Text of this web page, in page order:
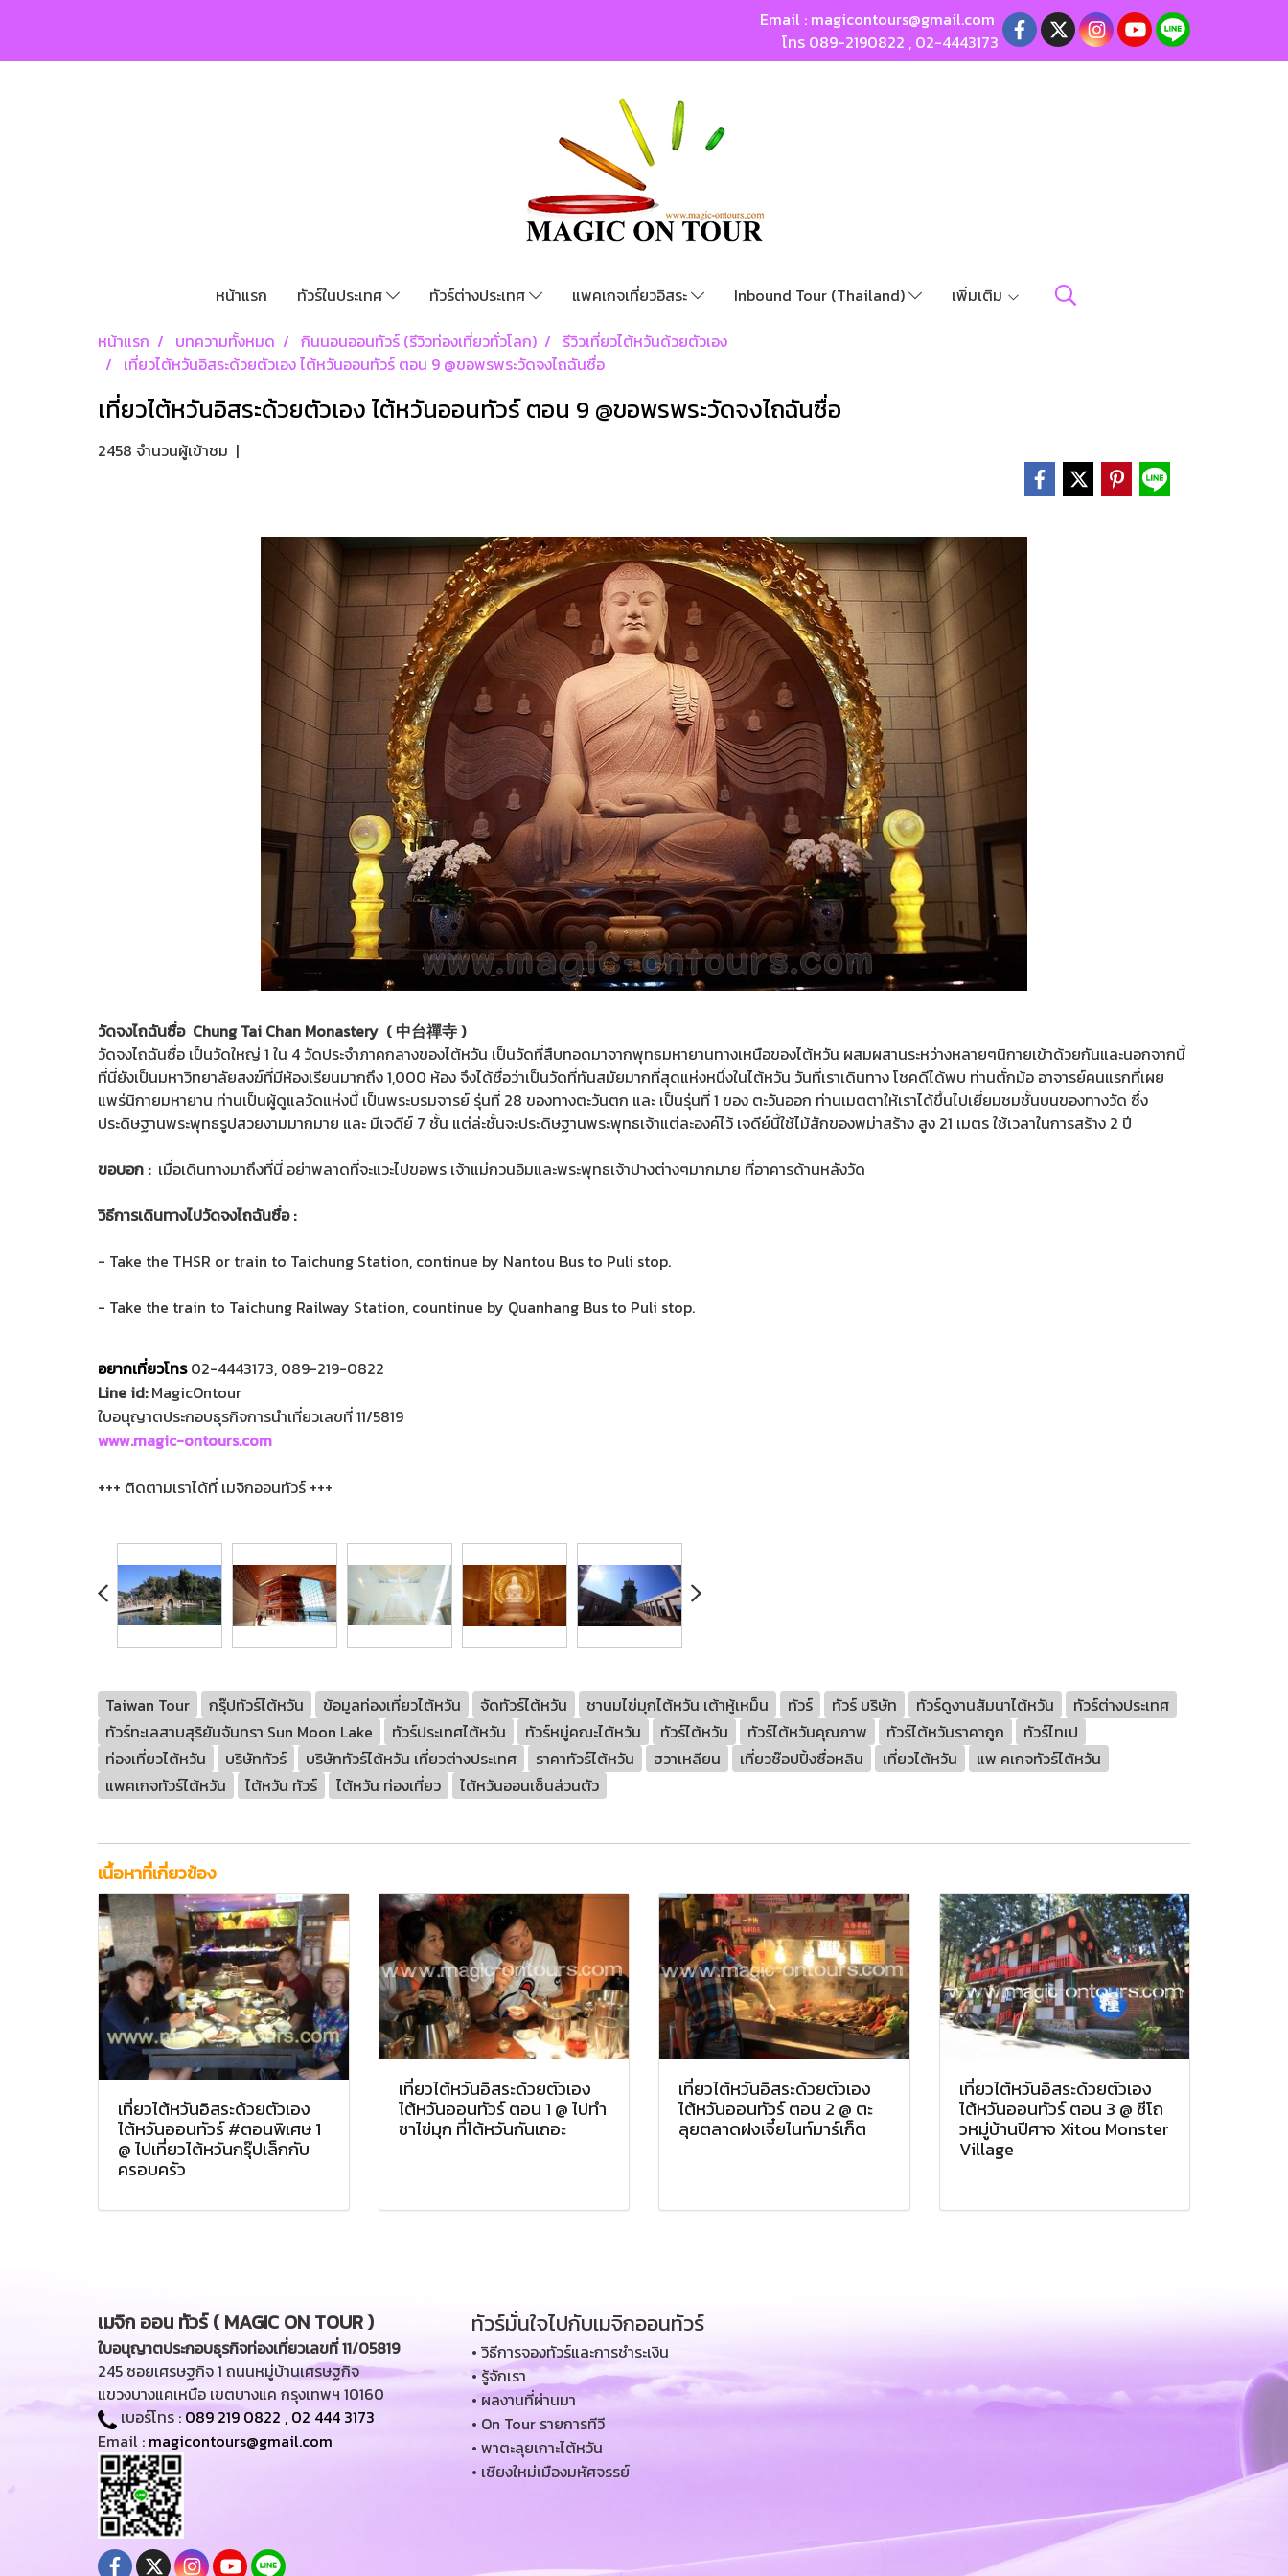
Email : magicontours@gmail.com
โทร 089-2190822 , 02-4443173
หน้าแรก ทัวร์ในประเทศ ทัวร์ต่างประเทศ แพคเกจเที่ยวอิสระ Inbound Tour (Thailand)
เพิ่มเติม
หน้าแรก
บทความทั้งหมด กินนอนออนทัวร์ (รีวิวท่องเที่ยวทั่วโลก)
รีวิวเที่ยวไต้หวันด้วยตัวเอง
เที่ยวไต้หวันอิสระด้วยตัวเอง ไต้หวันออนทัวร์ ตอน 9 @ขอพรพระวัดจงไถฉันซื่อ
เที่ยวไต้หวันอิสระด้วยตัวเอง ไต้หวันออนทัวร์ ตอน 9 @ขอพรพระวัดจงไถฉันซื่อ
2458 จำนวนผู้เข้าชม |
วัดจงไถฉันซื่อ Chung Tai Chan Monastery ( 中台禪寺 )
วัดจงไถฉันซื่อ เป็นวัดใหญ่ 1 ใน 4 วัดประจำภาคกลางของไต้หวัน เป็นวัดที่สืบทอดมาจากพุทธมหายานทางเหนือของไต้หวัน ผสมผสานระหว่างหลายๆนิกายเข้าด้วยกันและนอกจากนี้
ที่นี่ยังเป็นมหาวิทยาลัยสงฆ์ที่มีห้องเรียนมากถึง 1,000 ห้อง จึงได้ชื่อว่าเป็นวัดที่ทันสมัยมากที่สุดแห่งหนึ่งในไต้หวัน วันที่เราเดินทาง โชคดีได้พบ ท่านตั๋กม้อ อาจารย์คนแรกที่เผย
แพร่นิกายมหายาน ท่านเป็นผู้ดูแลวัดแห่งนี้ เป็นพระบรมจารย์ รุ่นที่ 28 ของทางตะวันตก และ เป็นรุ่นที่ 1 ของ ตะวันออก ท่านเมตตาให้เราได้ขึ้นไปเยี่ยมชมชั้นบนของทางวัด ซึ่ง
ประดิษฐานพระพุทธรูปสวยงามมากมาย และ มีเจดีย์ 7 ชั้น แต่ล่ะชั้นจะประดิษฐานพระพุทธเจ้าแต่ละองค์ไว้ เจดีย์นี้ใช้ไม้สักของพม่าสร้าง สูง 21 เมตร ใช้เวลาในการสร้าง 2 ปี
ขอบอก :เมื่อเดินทางมาถึงที่นี่ อย่าพลาดที่จะแวะไปขอพร เจ้าแม่กวนอิมและพระพุทธเจ้าปางต่างๆมากมาย ที่อาคารด้านหลังวัด
วิธีการเดินทางไปวัดจงไถฉันซื่อ :
- Take the THSR or train to Taichung Station, continue by Nantou Bus to Puli stop.
- Take the train to Taichung Railway Station, countinue by Quanhang Bus to Puli stop.
อยากเที่ยวโทร02-4443173, 089-219-0822
Line id:MagicOntour
ใบอนุญาตประกอบธุรกิจการนำเที่ยวเลขที่ 11/5819
www.magic-ontours.com
+++ ติดตามเราได้ที่ เมจิกออนทัวร์ +++
Taiwan Tour กรุ๊ปทัวร์ไต้หวัน ข้อมูลท่องเที่ยวไต้หวัน จัดทัวร์ไต้หวัน ชานมไข่มุกไต้หวัน เต้าหู้เหม็น ทัวร์ ทัวร์ บริษัท ทัวร์ดูงานสัมนาไต้หวัน
ทัวร์ต่างประเทศ
ทัวร์ทะเลสาบสุริยันจันทรา Sun Moon Lake
ทัวร์ประเทศไต้หวัน ทัวร์หมู่คณะไต้หวัน ทัวร์ไต้หวัน ทัวร์ไต้หวันคุณภาพ ทัวร์ไต้หวันราคาถูก
ทัวร์ไทเป
ท่องเที่ยวไต้หวัน
บริษัททัวร์ บริษัททัวร์ไต้หวัน เที่ยวต่างประเทศ ราคาทัวร์ไต้หวัน ฮวาเหลียน เที่ยวช๊อปปิ้งซื่อหลิน เที่ยวไต้หวัน
แพ คเกจทัวร์ไต้หวัน
แพคเกจทัวร์ไต้หวัน
ไต้หวัน ทัวร์ ไต้หวัน ท่องเที่ยว ไต้หวันออนเซ็นส่วนตัว
เนื้อหาที่เกี่ยวข้อง
เที่ยวไต้หวันอิสระด้วยตัวเอง
ไต้หวันออนทัวร์ #ตอนพิเศษ 1
@ ไปเที่ยวไต้หวันกรุ๊ปเล็กกับ
ครอบครัว
เที่ยวไต้หวันอิสระด้วยตัวเอง
ไต้หวันออนทัวร์ ตอน 1 @ ไปทำ
ชาไข่มุก ที่ไต้หวันกันเถอะ
เที่ยวไต้หวันอิสระด้วยตัวเอง
ไต้หวันออนทัวร์ ตอน 2 @ ตะ
ลุยตลาดฝงเจี๋ยไนท์มาร์เก็ต
เที่ยวไต้หวันอิสระด้วยตัวเอง
ไต้หวันออนทัวร์ ตอน 3 @ ซีโถ
วหมู่บ้านปีศาจ Xitou Monster
Village
เมจิก ออน ทัวร์ ( MAGIC ON TOUR )
ใบอนุญาตประกอบธุรกิจท่องเที่ยวเลขที่ 11/05819
245 ซอยเศรษฐกิจ 1 ถนนหมู่บ้านเศรษฐกิจ
แขวงบางแคเหนือ เขตบางแค กรุงเทพฯ 10160
เบอร์โทร :089 219 0822 , 02 444 3173
Email : magicontours@gmail.com
ทัวร์มั่นใจไปกับเมจิกออนทัวร์
• วิธีการจองทัวร์และการชำระเงิน
• รู้จักเรา
• ผลงานที่ผ่านมา
• On Tour รายการทีวี
• พาตะลุยเกาะไต้หวัน
• เชียงใหม่เมืองมหัศจรรย์